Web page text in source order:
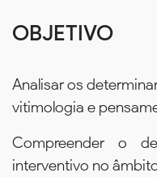
OBJETIVO
Analisar os
vitimologia e
Compreender o
interventivo no